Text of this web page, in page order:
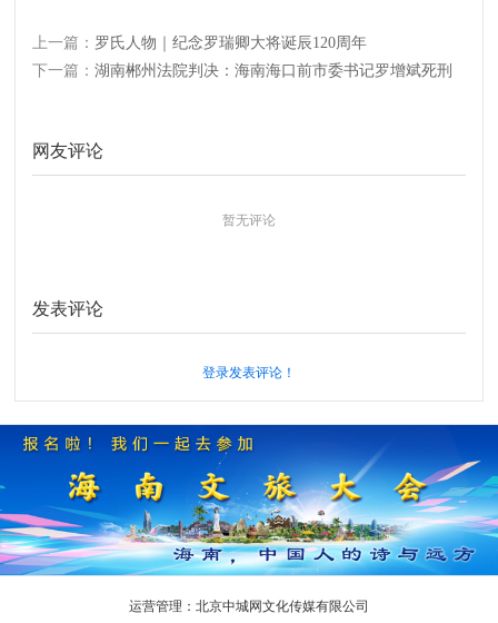
上一篇： 罗氏人物｜纪念罗瑞卿大将诞辰120周年
下一篇：湖南郴州法院判决：海南海口前市委书记罗增斌死刑
网友评论
暂无评论
发表评论
登录发表评论！
运营管理：北京中城网文化传媒有限公司